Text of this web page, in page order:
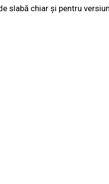
slabă chiar și pentru